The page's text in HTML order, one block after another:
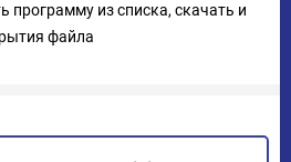
программу из списка, скачать и
файла